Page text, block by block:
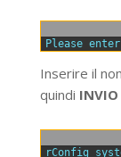
Please enter
Inserire il
quindi INVIO
rConfig